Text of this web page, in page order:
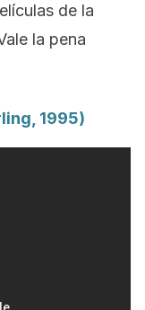
de la
la pena
1995)